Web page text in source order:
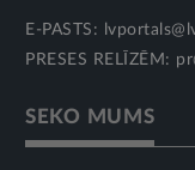
E-PASTS:
PRESES RELĪZĒM:
SEKO MUMS